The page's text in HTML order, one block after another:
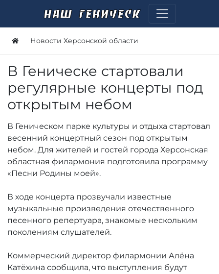
Новости Херсонской области
В Геническе стартовали
регулярные концерты под
открытым небом
В Геническом парке культуры и отдыха стартовал
весенний концертный сезон под открытым
небом. Для жителей и гостей города Херсонская
областная филармония подготовила программу
«Песни Родины моей».
В ходе концерта прозвучали известные
музыкальные произведения отечественного
песенного репертуара, знакомые нескольким
поколениям слушателей.
Коммерческий директор филармонии Алёна
Катёхина сообщила, что выступления будут